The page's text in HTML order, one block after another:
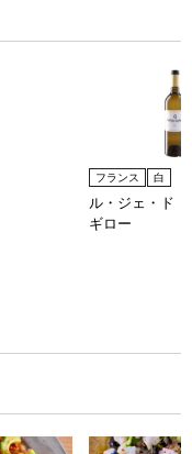
フランス 白
ル・ジェ・ド
ギロー